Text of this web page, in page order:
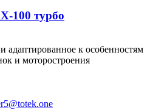
100 турбо
адаптированное к особенностям
и моторостроения